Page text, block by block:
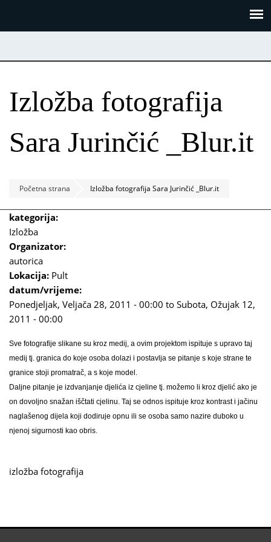
Izložba fotografija
Sara Jurinčić _Blur.it
Početna strana Izložba fotografija Sara Jurinčić _Blur.it
kategorija:
Izložba
Organizator:
autorica
Lokacija: Pult
datum/vrijeme:
Ponedjeljak, Veljača 28, 2011 - 00:00 to Subota, Ožujak 12,
2011 - 00:00
Sve fotografije slikane su kroz medij, a ovim projektom ispituje s upravo taj
medij tj. granica do koje osoba dolazi i postavlja se pitanje s koje strane te
granice stoji promatrač, a s koje model.
Daljne pitanje je izdvanjanje djelića iz cjeline tj. možemo li kroz djelić ako je
on dovoljno snažan iščtati cjelinu. Taj se odnos ispituje kroz kontrast i jačinu
naglašenog dijela koji dodiruje opnu ili se osoba samo nazire duboko u
njenoj sigurnosti kao obris.
izložba fotografija